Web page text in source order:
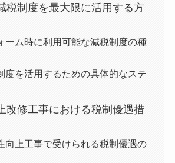
税制度を最大限に活用する方
ーム時に利用可能な減税制度の種
度を活用するための具体的なステ
改修工事における税制優遇措
向上工事で受けられる税制優遇の